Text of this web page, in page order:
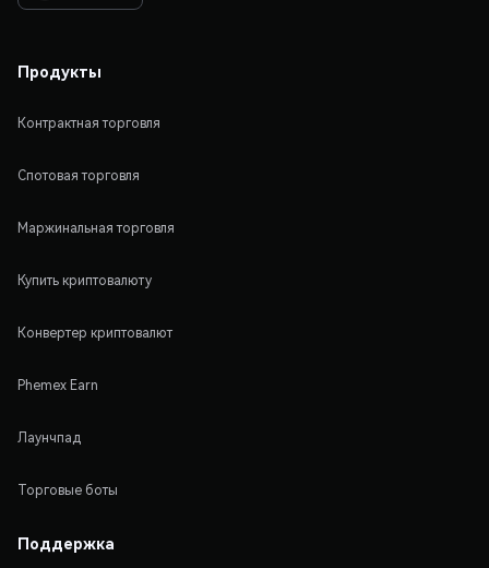
Продукты
Контрактная торговля
Спотовая торговля
Маржинальная торговля
Купить криптовалюту
Конвертер криптовалют
Phemex Earn
Лаунчпад
Торговые боты
Поддержка